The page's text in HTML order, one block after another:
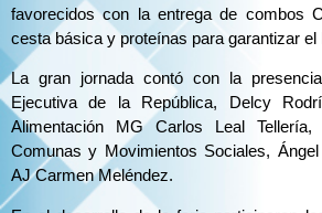
favorecidos con la entrega de combos
cesta básica y proteínas para garantizar el
La gran jornada contó con la
Ejecutiva de la República, Delcy
Alimentación MG Carlos Leal
Comunas y Movimientos Sociales,
AJ Carmen Meléndez.